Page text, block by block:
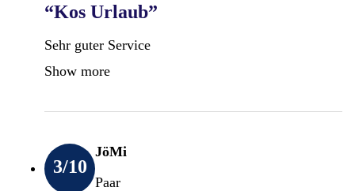
“Kos Urlaub”
Sehr guter Service
Show more
3/10
JöMi
Paar